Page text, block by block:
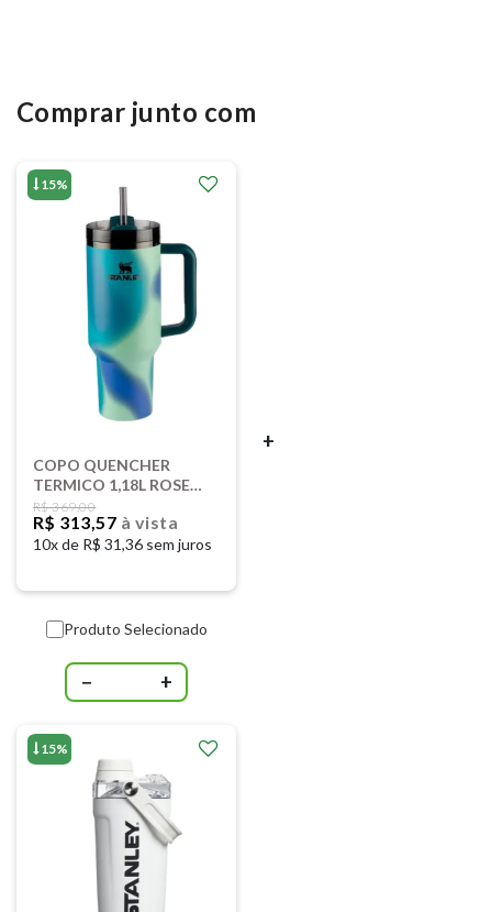
Comprar junto com
15%
COPO QUENCHER
TERMICO 1,18L ROSE
COASTAL STANLEY
08679
R$ 369,00
R$ 313,57 à vista
10x de R$ 31,36 sem juros
Produto Selecionado
− +
+
15%